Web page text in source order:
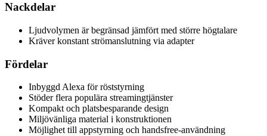
Nackdelar
Ljudvolymen är begränsad jämfört med större högtalare
Kräver konstant strömanslutning via adapter
Fördelar
Inbyggd Alexa för röststyrning
Stöder flera populära streamingtjänster
Kompakt och platsbesparande design
Miljövänliga material i konstruktionen
Möjlighet till appstyrning och handsfree-användning